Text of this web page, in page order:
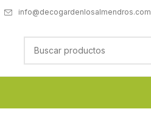
info@decogardenlosalmendros.com